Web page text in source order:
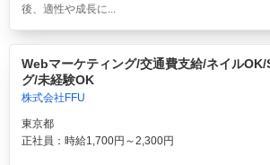
後、適性や成長に...
Webマーケティング/交通費支給/ネイルOK/
グ/未経験OK
株式会社FFU
東京都
正社員：時給1,700円～2,300円